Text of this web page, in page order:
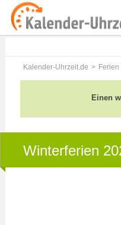
Kalender-Uhrzeit.de Ferien
Einen
Winterferien